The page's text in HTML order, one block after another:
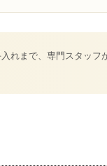
れまで、専門スタッフ